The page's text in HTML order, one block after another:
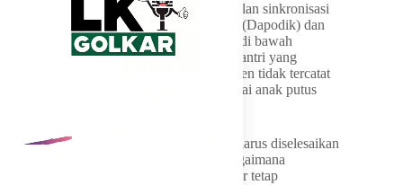
Pemprov NTB menemukan adanya persoalan sinkronisasi
data antara sistem Data Pokok Pendidikan (Dapodik) dan
sistem pendataan pesantren melalui EMIS di bawah
Kementerian Agama. Akibatnya, banyak santri yang
melanjutkan pendidikan di pondok pesantren tidak tercatat
dalam sistem Dapodik dan dianggap sebagai anak putus
“Pak Gubernur menegaskan bahwa yang harus diselesaikan
bukan hanya soal angka statistik, tetapi bagaimana
memastikan seluruh anak NTB benar-benar tetap